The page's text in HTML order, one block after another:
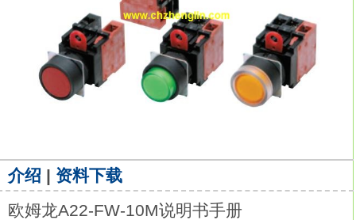
介绍 | 资料下载
欧姆龙A22-FW-10M说明书手册